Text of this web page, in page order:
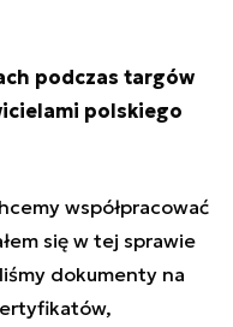
podczas targów
polskiego
współpracować
się w tej sprawie
dokumenty na